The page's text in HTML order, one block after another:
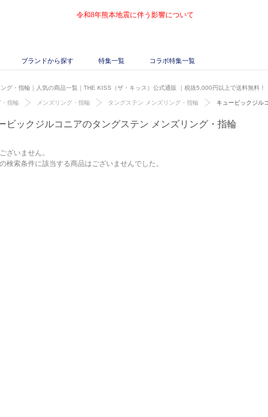
令和8年熊本地震に伴う影響について
ブランドから探す 特集一覧 コラボ特集一覧
グ・指輪｜人気の商品一覧｜THE KISS（ザ・キッス）公式通販 ｜税抜5,000円以上で送料無料！
・指輪 メンズリング・指輪 タングステン メンズリング・指輪 キュービックジル
ビックジルコニアのタングステン メンズリング・指輪
ざいません。
検索条件に該当する商品はございませんでした。